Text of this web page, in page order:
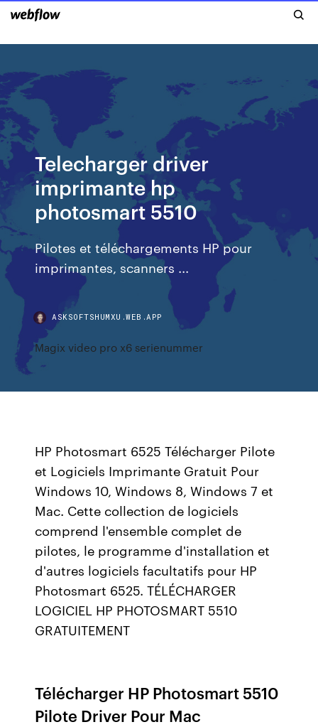
Telecharger driver
imprimante hp
photosmart 5510
Pilotes et téléchargements HP pour
imprimantes, scanners ...
ASKSOFTSHUMXU.WEB.APP
Magix video pro x6 serienummer
HP Photosmart 6525 Télécharger Pilote
et Logiciels Imprimante Gratuit Pour
Windows 10, Windows 8, Windows 7 et
Mac. Cette collection de logiciels
comprend l'ensemble complet de
pilotes, le programme d'installation et
d'autres logiciels facultatifs pour HP
Photosmart 6525. TÉLÉCHARGER
LOGICIEL HP PHOTOSMART 5510
GRATUITEMENT
Télécharger HP Photosmart 5510
Pilote Driver Pour Mac